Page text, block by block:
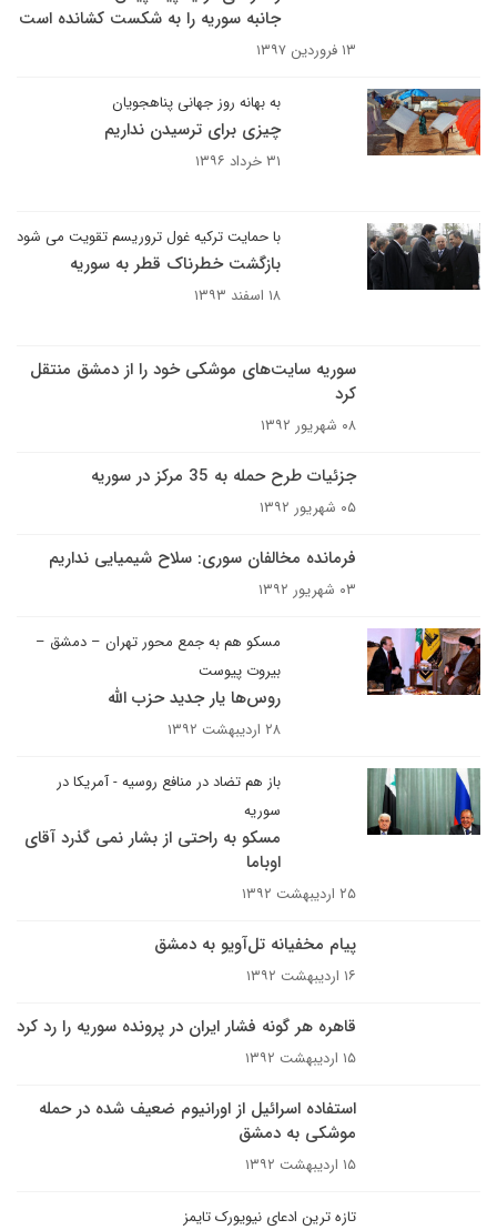
جانبه سوریه را به شکست کشانده است
۱۳ فروردین ۱۳۹۷
به بهانه روز جهانی پناهجویان
چیزی برای ترسیدن نداریم
۳۱ خرداد ۱۳۹۶
با حمایت ترکیه غول تروریسم تقویت می شود
بازگشت خطرناک قطر به سوریه
۱۸ اسفند ۱۳۹۳
سوریه سایت‌های موشکی خود را از دمشق منتقل
کرد
۰۸ شهریور ۱۳۹۲
جزئیات طرح حمله به 35 مرکز در سوریه
۰۵ شهریور ۱۳۹۲
فرمانده مخالفان سوری: سلاح شیمیایی نداریم
۰۳ شهریور ۱۳۹۲
مسکو هم به جمع محور تهران – دمشق –
بیروت پیوست
روس‌ها یار جدید حزب الله
۲۸ اردیبهشت ۱۳۹۲
باز هم تضاد در منافع روسیه - آمریکا در
سوریه
مسکو به راحتی از بشار نمی گذرد آقای
اوباما
۲۵ اردیبهشت ۱۳۹۲
پیام مخفیانه تل‌آویو به دمشق
۱۶ اردیبهشت ۱۳۹۲
قاهره هر گونه فشار ایران در پرونده سوریه را رد کرد
۱۵ اردیبهشت ۱۳۹۲
استفاده اسرائیل از اورانیوم ضعیف شده در حمله
موشکی به دمشق
۱۵ اردیبهشت ۱۳۹۲
تازه ترین ادعای نیویورک تایمز